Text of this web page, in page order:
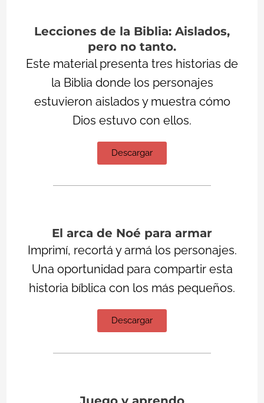
Lecciones de la Biblia: Aislados,
pero no tanto.
Este material presenta tres historias de
la Biblia donde los personajes
estuvieron aislados y muestra cómo
Dios estuvo con ellos.
Descargar
El arca de Noé para armar
Imprimí, recortá y armá los personajes.
Una oportunidad para compartir esta
historia bíblica con los más pequeños.
Descargar